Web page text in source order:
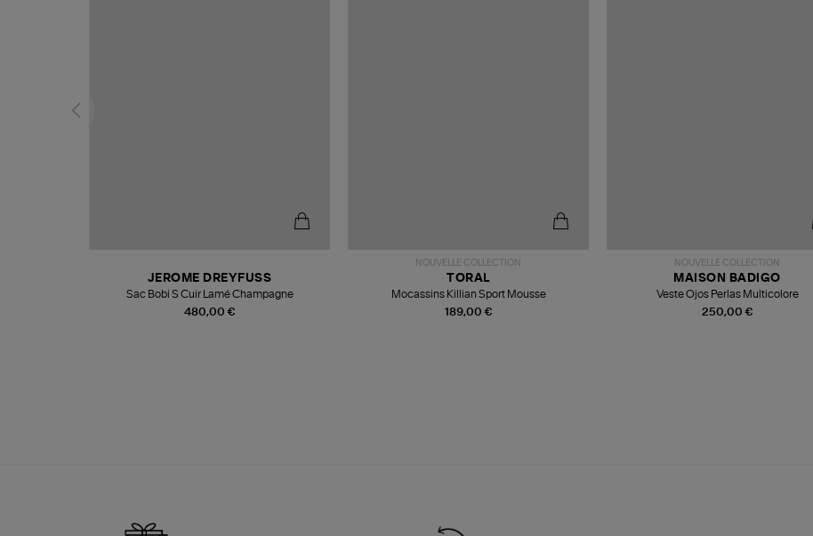
480,00 €
JEROME DREYFUSS
Sac Bobi S Cuir Lamé Champagne
NOUVELLE COLLECTION
189,00 €
TORAL
Mocassins Killian Sport Mousse
NOUVELLE COLLECTION
250,00 €
MAISON BADIGO
Veste Ojos Perlas Multicolore